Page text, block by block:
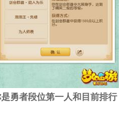
勇者段位第一人和目前排行